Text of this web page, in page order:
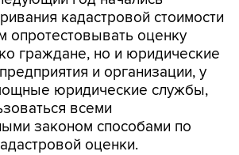
кадастровой стоимости
опротестовывать оценку
граждане, но и юридические
и организации, у
юридические службы,
всеми
законом способами по
оценки.